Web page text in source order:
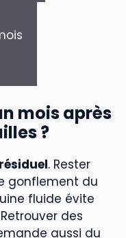
mois après
?
. Rester
gonflement du
fluide évite
des
aussi du